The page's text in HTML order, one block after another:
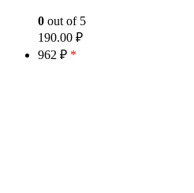
0 out of 5
190.00 ₽
962 ₽ *